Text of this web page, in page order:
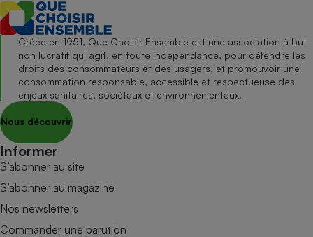
Créée en 1951, Que Choisir Ensemble est une association à but
non lucratif qui agit, en toute indépendance, pour défendre les
droits des consommateurs et des usagers, et promouvoir une
consommation responsable, accessible et respectueuse des
enjeux sanitaires, sociétaux et environnementaux.
Nous découvrir
Informer
S’abonner au site
S’abonner au magazine
Nos newsletters
Commander une parution